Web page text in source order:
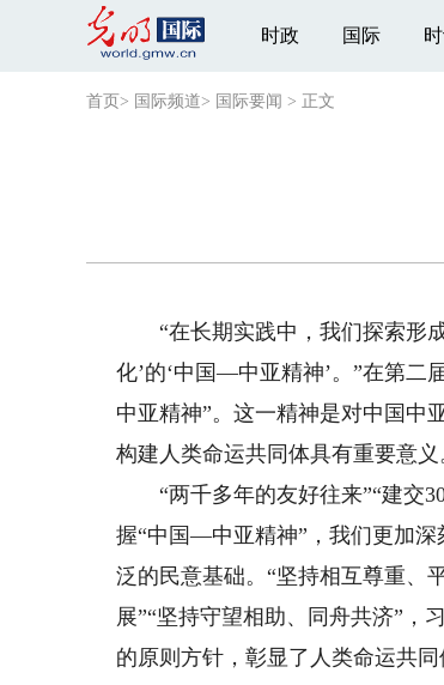
时政 国际
首页 > 国际频道> 国际要闻 > 正文
“在长期实践中，我们探索形成
化’的‘中国—中亚精神’。”在第
中亚精神”。这一精神是对中国中
构建人类命运共同体具有重要意义
“两千多年的友好往来”“建交30
握“中国—中亚精神”，我们更加
泛的民意基础。“坚持相互尊重、
展”“坚持守望相助、同舟共济”，
的原则方针，彰显了人类命运共